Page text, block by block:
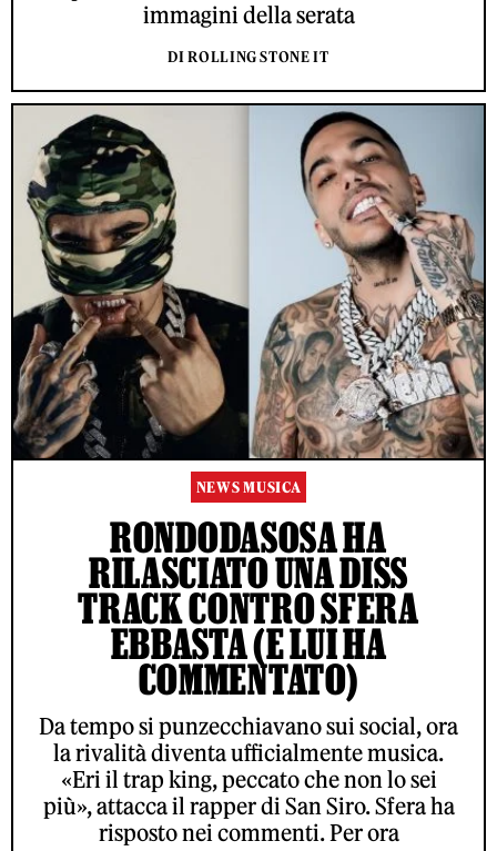
immagini della serata
DI ROLLING STONE IT
NEWS MUSICA
RONDODASOSA HA
RILASCIATO UNA DISS
TRACK CONTRO SFERA
EBBASTA (E LUI HA
COMMENTATO)
Da tempo si punzecchiavano sui social, ora
la rivalità diventa ufficialmente musica.
«Eri il trap king, peccato che non lo sei
più», attacca il rapper di San Siro. Sfera ha
risposto nei commenti. Per ora